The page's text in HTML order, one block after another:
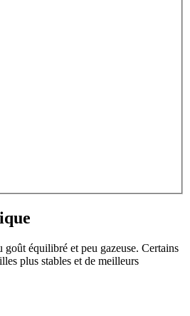
goût équilibré et peu gazeuse. Certains
plus stables et de meilleurs